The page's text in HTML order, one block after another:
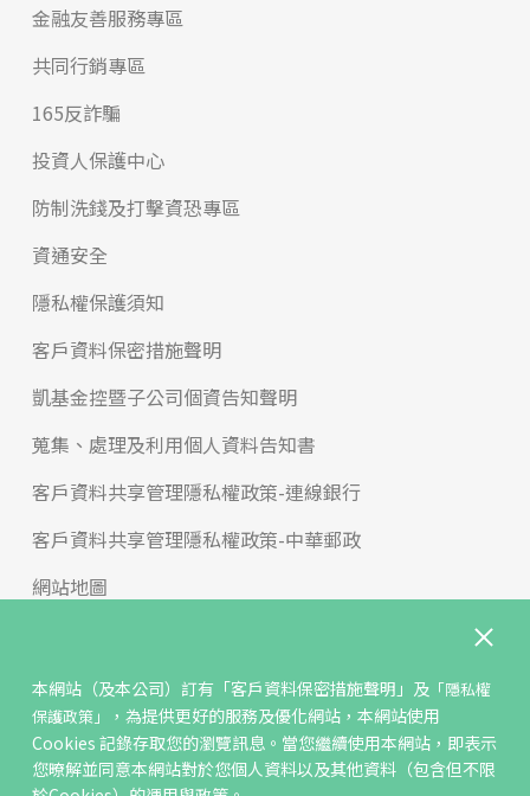
本網站（及本公司）訂有 「客戶資料保密措施聲明」 及「隱私權
保護政策」
，為提供更好的服務及優化網站，本網站使用
Cookies 記錄存取您的瀏覽訊息。當您繼續使用本網站，即表示
您暸解並同意本網站對於您個人資料以及其他資料（包含但不限
金融友善服務專區
共同行銷專區
165反詐騙
投資人保護中心
防制洗錢及打擊資恐專區
資通安全
隱私權保護須知
客戶資料保密措施聲明
凱基金控暨子公司個資告知聲明
蒐集、處理及利用個人資料告知書
客戶資料共享管理隱私權政策-連線銀行
客戶資料共享管理隱私權政策-中華郵政
網站地圖
免責聲明
聯絡我們
反詐騙專區